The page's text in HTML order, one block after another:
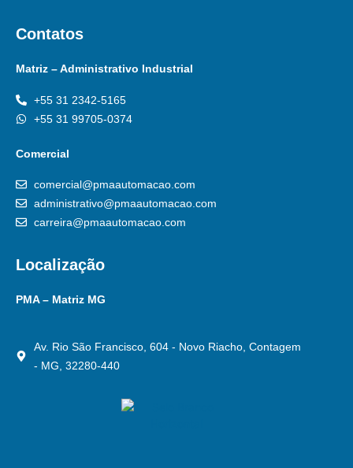
Contatos
Matriz – Administrativo Industrial
+55 31 2342-5165
+55 31 99705-0374
Comercial
comercial@pmaautomacao.com
administrativo@pmaautomacao.com
carreira@pmaautomacao.com
Localização
PMA – Matriz MG
Av. Rio São Francisco, 604 - Novo Riacho, Contagem
- MG, 32280-440